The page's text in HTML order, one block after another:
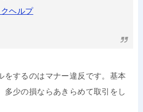
ヘルプ
をするのはマナー違反です。基本
多少の損ならあきらめて取引をし